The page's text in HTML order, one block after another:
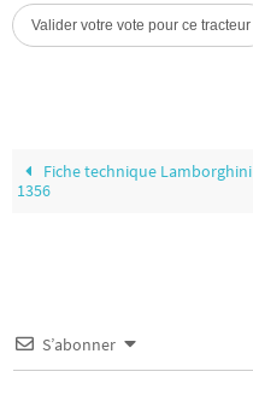
Fiche technique Lamborghini
1356
S’abonner